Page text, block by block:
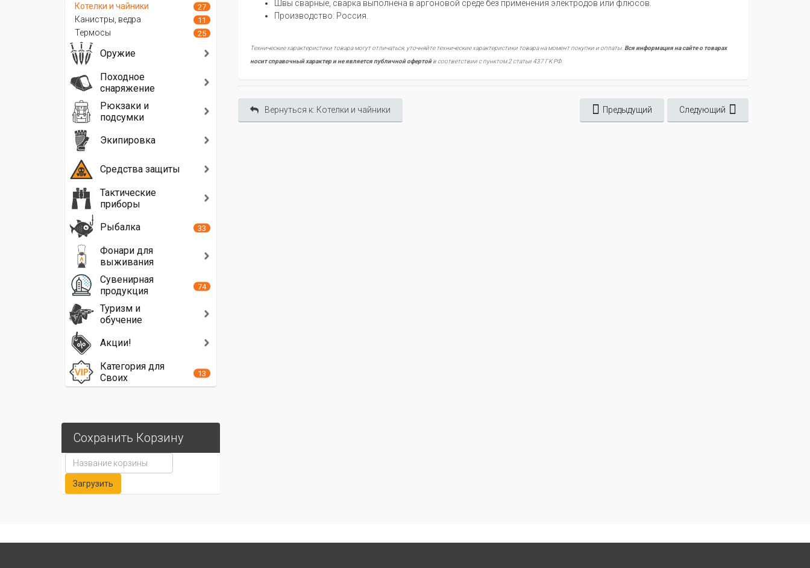
Швы сварные, сварка выполнена в аргоновой среде без применения электродов или флюсов.
Производство: Россия.
Технические характеристики товара могут отличаться, уточняйте технические характеристики товара на момент покупки и оплаты. Вся информация на сайте о товарах
носит справочный характер и не является публичной офертойв соответствии с пунктом 2 статьи 437 ГК РФ.
Вернуться к: Котелки и чайники Предыдущий Следующий
Котелки и чайники 27
Канистры, ведра 11
Термосы 25
Оружие
Походное
снаряжение
Рюкзаки и
подсумки
Экипировка
Средства защиты
Тактические
приборы
Рыбалка
33
Фонари для
выживания
Сувенирная
продукция
74
Туризм и
обучение
Акции!
Категория для
Своих
13
Сохранить Корзину